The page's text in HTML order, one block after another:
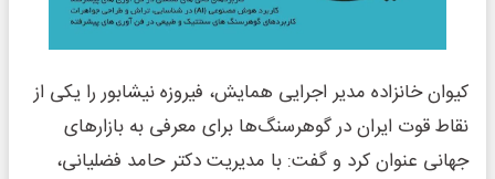
کیوان خانزاده مدیر اجرایی همایش، فیروزه نیشابور را یکی از
نقاط قوت ایران در گوهرسنگ‌ها برای معرفی به بازارهای
جهانی عنوان کرد و گفت: با مدیریت دکتر حامد فضلیانی،